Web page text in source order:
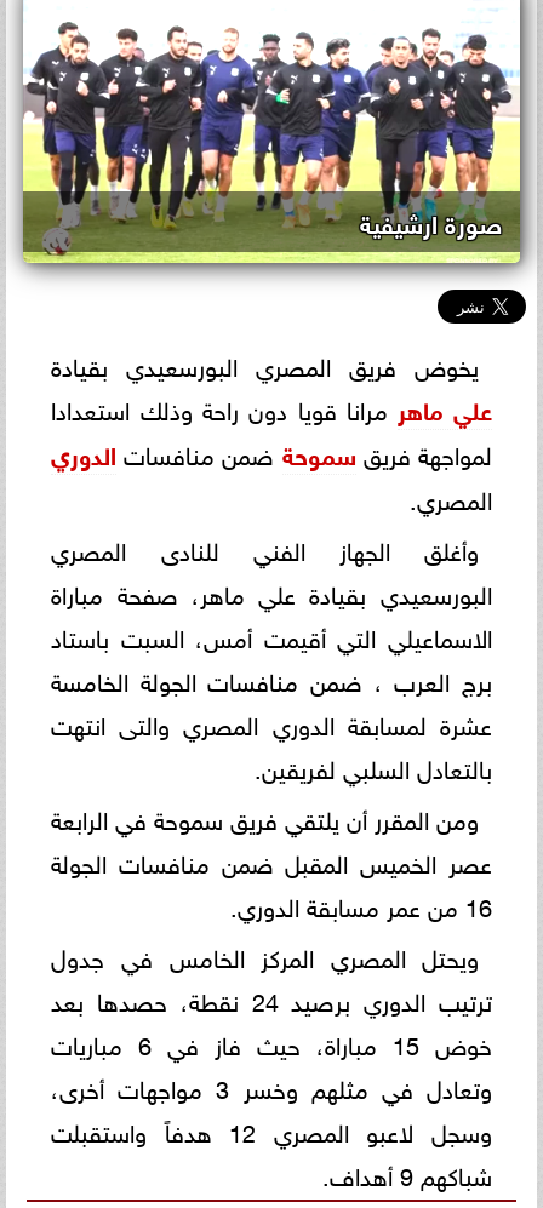
صورة ارشيفية
يخوض فريق المصري البورسعيدي بقيادة
علي ماهر مرانا قويا دون راحة وذلك استعدادا
لمواجهة فريق سموحة ضمن منافسات الدوري
المصري.
وأغلق الجهاز الفني للنادى المصري
البورسعيدي بقيادة علي ماهر، صفحة مباراة
الاسماعيلي التي أقيمت أمس، السبت باستاد
برج العرب ، ضمن منافسات الجولة الخامسة
عشرة لمسابقة الدوري المصري والتى انتهت
بالتعادل السلبي لفريقين.
ومن المقرر أن يلتقي فريق سموحة في الرابعة
عصر الخميس المقبل ضمن منافسات الجولة
16 من عمر مسابقة الدوري.
ويحتل المصري المركز الخامس في جدول
ترتيب الدوري برصيد 24 نقطة، حصدها بعد
خوض 15 مباراة، حيث فاز في 6 مباريات
وتعادل في مثلهم وخسر 3 مواجهات أخرى،
وسجل لاعبو المصري 12 هدفاً واستقبلت
شباكهم 9 أهداف.